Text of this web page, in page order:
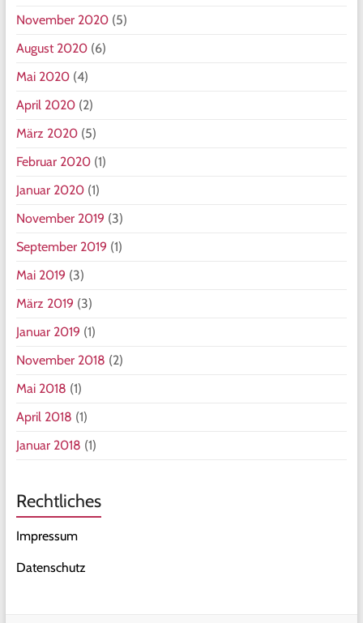
November 2020(5)
August 2020(6)
Mai 2020(4)
April 2020(2)
März 2020(5)
Februar 2020(1)
Januar 2020(1)
November 2019 (3)
September 2019 (1)
Mai 2019 (3)
März 2019 (3)
Januar 2019 (1)
November 2018 (2)
Mai 2018 (1)
April 2018 (1)
Januar 2018 (1)
Rechtliches
Impressum
Datenschutz